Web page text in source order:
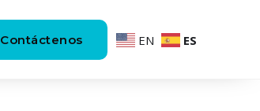
Contáctenos EN ES